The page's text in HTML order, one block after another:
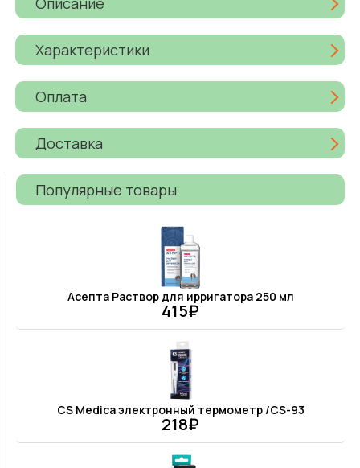
Характеристики
Оплата
Доставка
Популярные товары
Асепта Раствор для ирригатора 250 мл
415₽
CS Medica электронный термометр /CS-93
218₽